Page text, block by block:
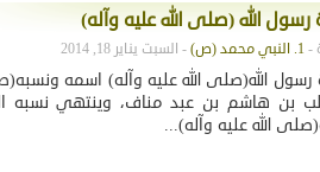
رسول الله (صلى الله عليه وآله)
-1. النبي محمد (ص) - السبت يناير 18, 2014
رسول الله(صلى الله عليه وآله) اسمه
بن هاشم بن عبد مناف، وينتهي نسبه
الله عليه وآله)...